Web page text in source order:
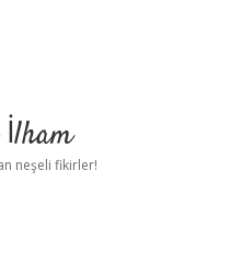
İlham
neşeli fikirler!